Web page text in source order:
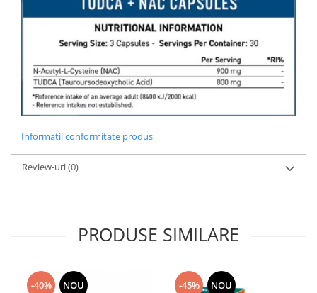
Informatii conformitate produs
Review-uri(0)
PRODUSE SIMILARE
-40% NOU -45% NOU